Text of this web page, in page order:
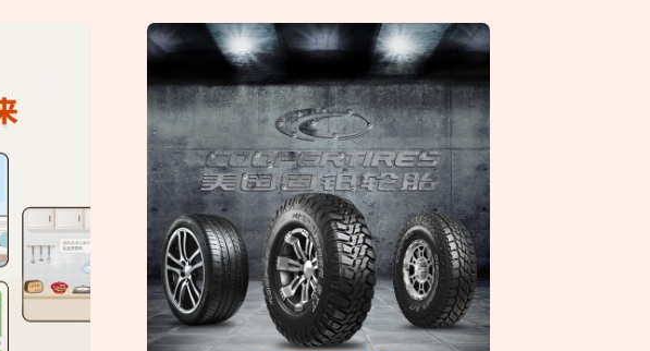
密，且不以任何形式透露给任何第三方